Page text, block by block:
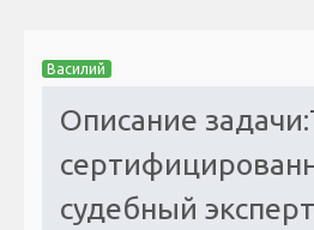
Василий
Описание
судебный